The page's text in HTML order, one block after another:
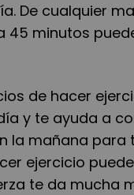
De cualquier
45 minutos
de hacer
y te ayuda a
la mañana
ejercicio
te da mucha